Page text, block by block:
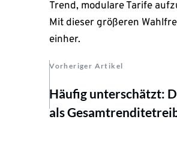
Trend, modulare Tarife
Mit dieser größeren
einher.
Vorheriger Artikel
Häufig unterschätzt:
als